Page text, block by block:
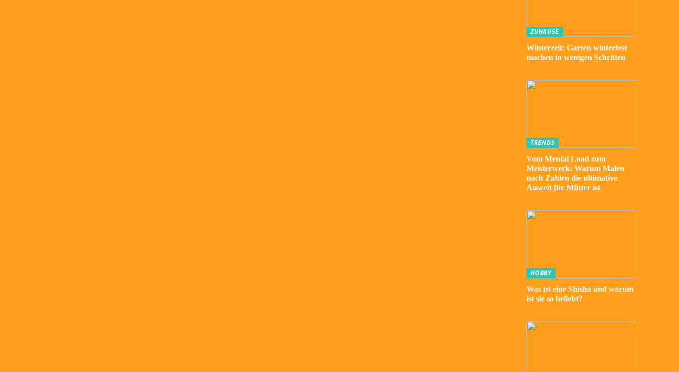
ZUHAUSE
Winterzeit: Garten winterfest
machen in wenigen Schritten
TRENDS
Vom Mental Load zum
Meisterwerk: Warum Malen
nach Zahlen die ultimative
Auszeit für Mütter ist
HOBBY
Was ist eine Shisha und warum
ist sie so beliebt?